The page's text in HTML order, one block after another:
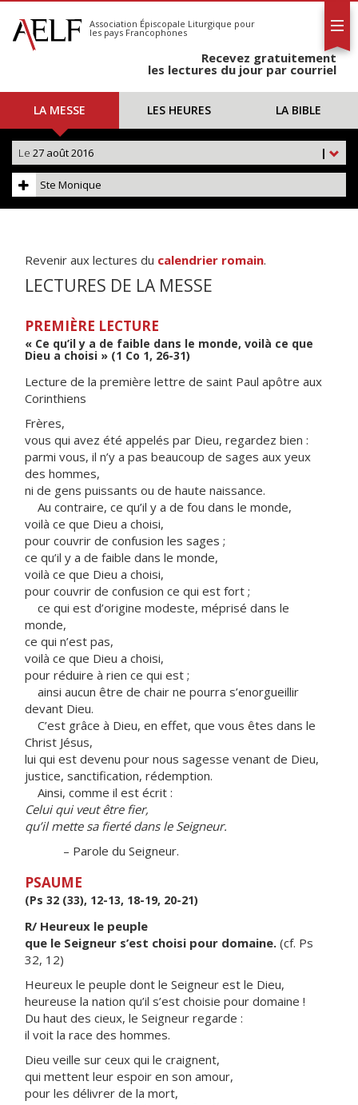
S'abonner
Calendrier
Association Épiscopale Liturgique pour
les pays Francophones
Recevez gratuitement
les lectures du jour par courriel
LA MESSE LES HEURES LA BIBLE
|
Le 27 août 2016
Ste Monique
Revenir aux lectures du calendrier romain.
LECTURES DE LA MESSE
PREMIÈRE LECTURE
« Ce qu’il y a de faible dans le monde, voilà ce que
Dieu a choisi » (1 Co 1, 26-31)
Lecture de la première lettre de saint Paul apôtre aux
Corinthiens
Frères,
vous qui avez été appelés par Dieu, regardez bien :
parmi vous, il n’y a pas beaucoup de sages aux yeux
des hommes,
ni de gens puissants ou de haute naissance.
Au contraire, ce qu’il y a de fou dans le monde,
voilà ce que Dieu a choisi,
pour couvrir de confusion les sages ;
ce qu’il y a de faible dans le monde,
voilà ce que Dieu a choisi,
pour couvrir de confusion ce qui est fort ;
ce qui est d’origine modeste, méprisé dans le
monde,
ce qui n’est pas,
voilà ce que Dieu a choisi,
pour réduire à rien ce qui est ;
ainsi aucun être de chair ne pourra s’enorgueillir
devant Dieu.
C’est grâce à Dieu, en effet, que vous êtes dans le
Christ Jésus,
lui qui est devenu pour nous sagesse venant de Dieu,
justice, sanctification, rédemption.
Ainsi, comme il est écrit :
Celui qui veut être fier,
qu’il mette sa fierté dans le Seigneur.
– Parole du Seigneur.
PSAUME
(Ps 32 (33), 12-13, 18-19, 20-21)
R/ Heureux le peuple
que le Seigneur s’est choisi pour domaine. (cf. Ps
32, 12)
Heureux le peuple dont le Seigneur est le Dieu,
heureuse la nation qu’il s’est choisie pour domaine !
Du haut des cieux, le Seigneur regarde :
il voit la race des hommes.
Dieu veille sur ceux qui le craignent,
qui mettent leur espoir en son amour,
pour les délivrer de la mort,